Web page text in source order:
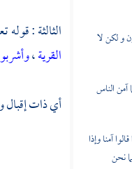
و لكن لا
آمن الناس
آمنا وإذا
نحن
الثالثة : قوله
القرية،
أي ذات إقبال